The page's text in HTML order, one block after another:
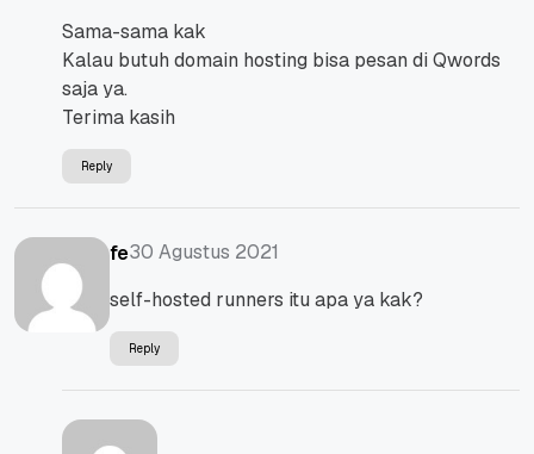
Sama-sama kak
Kalau butuh domain hosting bisa pesan di Qwords
saja ya.
Terima kasih
Reply
fe30 Agustus 2021
self-hosted runners itu apa ya kak?
Reply